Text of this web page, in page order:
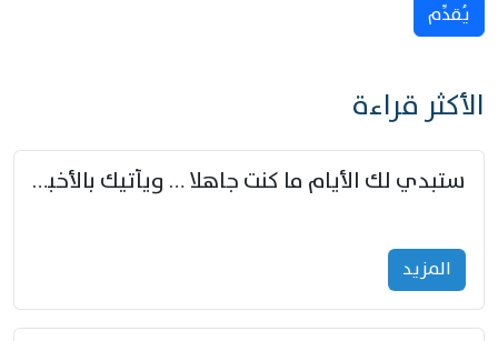
يُقدِّم
الأكثر قراءة
ستبدي لك الأيام ما كنت جاهلا … ويأتيك بالأخبار من لم تزوّد
المزید